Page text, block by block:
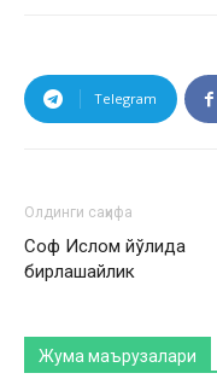
Telegram
Олдинги саҳифа
Соф Ислом йўлида
бирлашайлик
Жума маърузалари